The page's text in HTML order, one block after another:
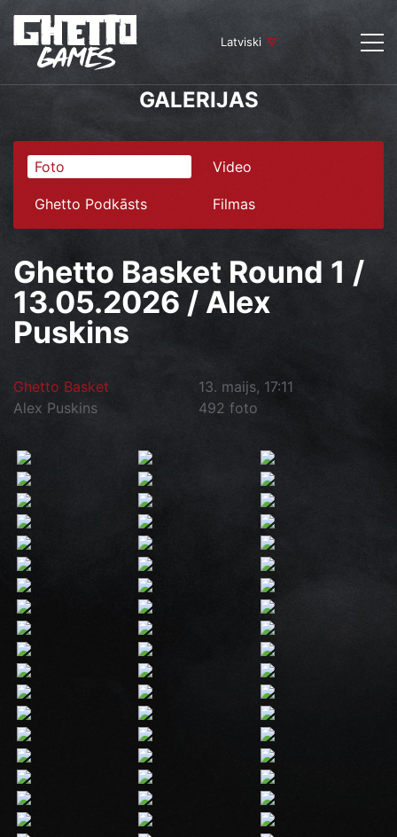
Latviski
GALERIJAS
Foto Video
Ghetto Podkāsts Filmas
Ghetto Basket Round 1 /
13.05.2026 / Alex
Puskins
Ghetto Basket
13. maijs, 17:11
Alex Puskins
492 foto